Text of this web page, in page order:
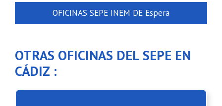
OFICINAS SEPE INEM DE Espera
OTRAS OFICINAS DEL SEPE EN
CÁDIZ :